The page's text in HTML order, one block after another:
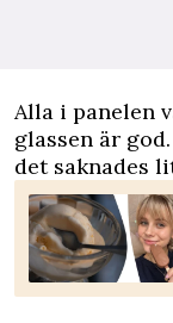
Alla i panelen
glassen är
det saknades